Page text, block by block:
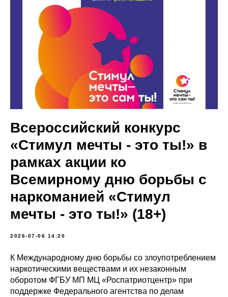
Всероссийский конкурс
«Стимул мечты - это ты!» в
рамках акции ко
Всемирному дню борьбы с
наркоманией «Стимул
мечты - это ты!» (18+)
2026-07-06 14:20
К Международному дню борьбы со злоупотреблением
наркотическими веществами и их незаконным
оборотом ФГБУ МП МЦ «Роспатриотцентр» при
поддержке Федерального агентства по делам